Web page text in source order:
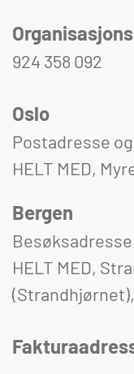
924 358 092
Oslo
Postadresse
HELT MED,
Bergen
HELT MED,